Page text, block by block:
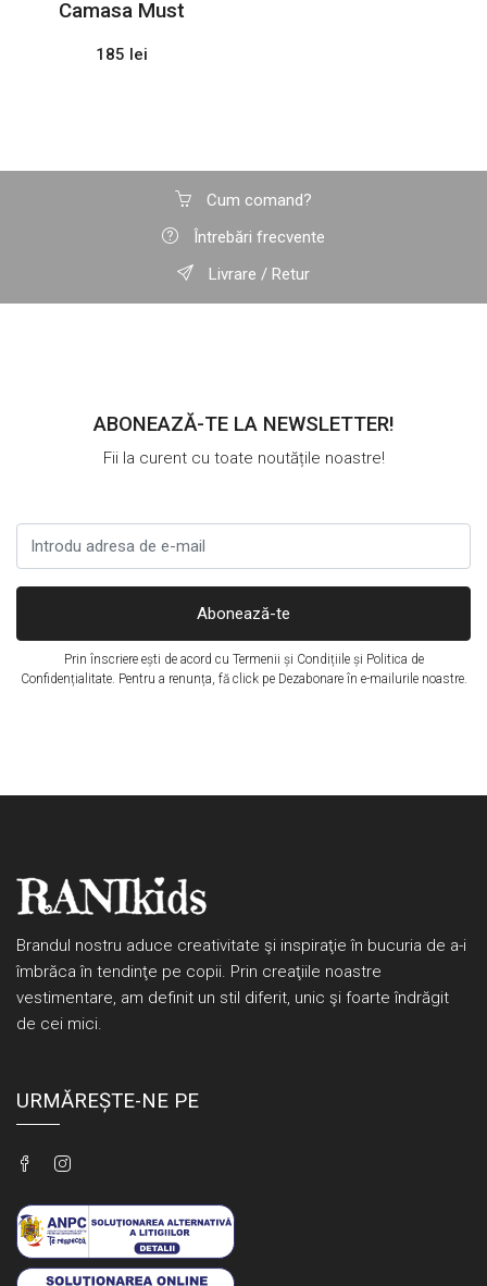
Camasa Must
185 lei
Cum comand?
Întrebări frecvente
Livrare / Retur
ABONEAZĂ-TE LA NEWSLETTER!
Fii la curent cu toate noutățile noastre!
Abonează-te
Prin înscriere ești de acord cu Termenii și Condițiileși Politica de
Confidențialitate. Pentru a renunța, fă click pe Dezabonare în e-mailurile noastre.
Brandul nostru aduce creativitate şi inspiraţie în bucuria de a-i
îmbrăca în tendinţe pe copii. Prin creaţiile noastre
vestimentare, am definit un stil diferit, unic şi foarte îndrăgit
de cei mici.
URMĂREȘTE-NE PE